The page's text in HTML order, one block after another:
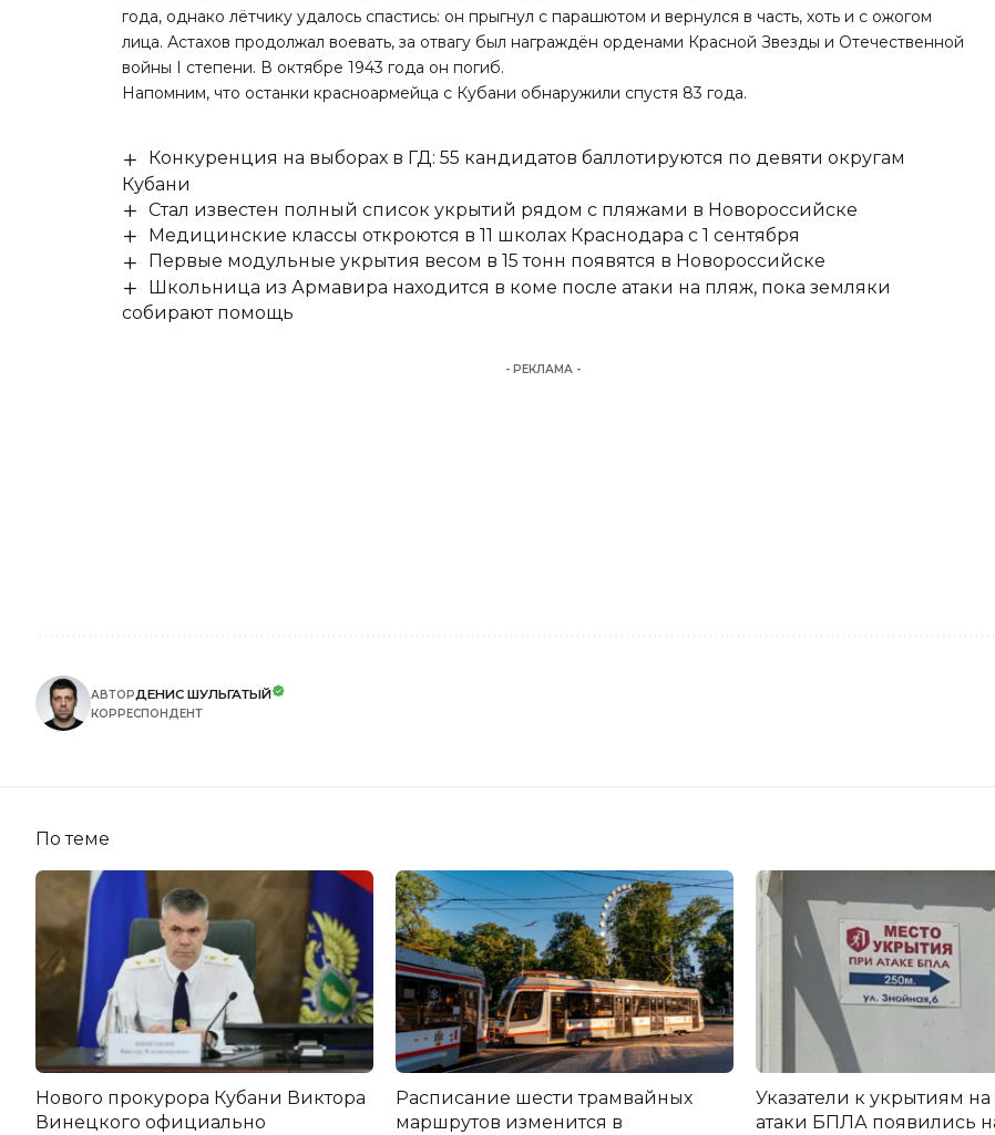
года, однако лётчику удалось спастись: он прыгнул с парашютом и вернулся в часть, хоть и с ожогом
лица. Астахов продолжал воевать, за отвагу был награждён орденами Красной Звезды и Отечественной
войны I степени. В октябре 1943 года он погиб.
Напомним, что останки красноармейца с Кубани обнаружили спустя 83 года.
Конкуренция на выборах в ГД: 55 кандидатов баллотируются по девяти округам
Кубани
Стал известен полный список укрытий рядом с пляжами в Новороссийске
Медицинские классы откроются в 11 школах Краснодара с 1 сентября
Первые модульные укрытия весом в 15 тонн появятся в Новороссийске
Школьница из Армавира находится в коме после атаки на пляж, пока земляки
собирают помощь
- РЕКЛАМА -
АВТОРДЕНИС ШУЛЬГАТЫЙ
КОРРЕСПОНДЕНТ
По теме
Нового прокурора Кубани Виктора
Винецкого официально
Расписание шести трамвайных
маршрутов изменится в
Указатели к укрытиям на
атаки БПЛА появились